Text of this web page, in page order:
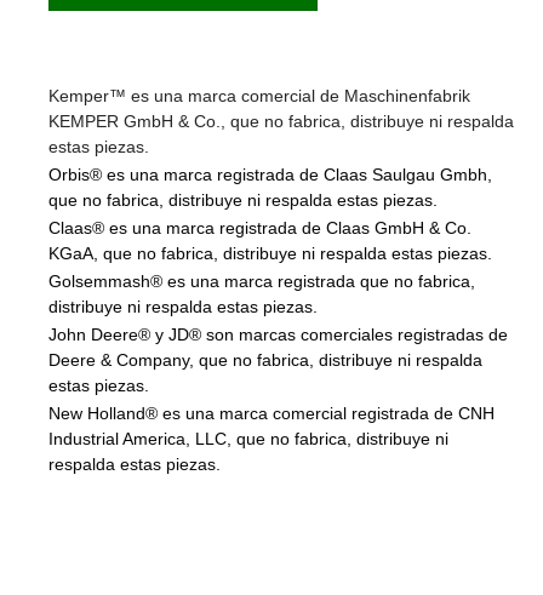
Kemper™ es una marca comercial de Maschinenfabrik
KEMPER GmbH & Co., que no fabrica, distribuye ni respalda
estas piezas.
Orbis® es una marca registrada de Claas Saulgau Gmbh,
que no fabrica, distribuye ni respalda estas piezas.
Claas® es una marca registrada de Claas GmbH & Co.
KGaA, que no fabrica, distribuye ni respalda estas piezas.
Golsemmash® es una marca registrada que no fabrica,
distribuye ni respalda estas piezas.
John Deere® y JD® son marcas comerciales registradas de
Deere & Company, que no fabrica, distribuye ni respalda
estas piezas.
New Holland® es una marca comercial registrada de CNH
Industrial America, LLC, que no fabrica, distribuye ni
respalda estas piezas.